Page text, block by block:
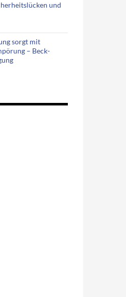
und
sorgt mit
– Beck-